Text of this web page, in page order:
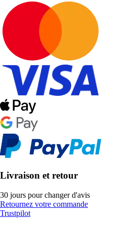
Livraison et retour
30 jours pour changer d'avis
Retournez votre commande
Trustpilot